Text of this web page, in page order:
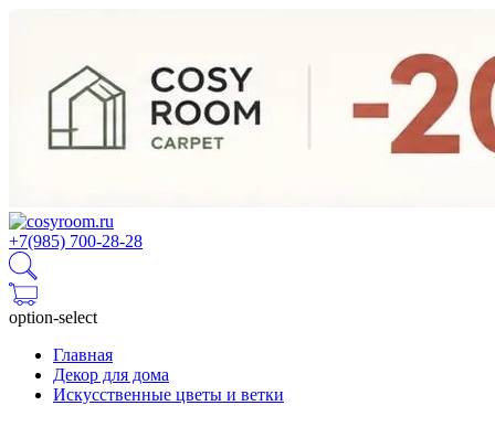
+7(985) 700-28-28
option-select
Главная
Декор для дома
Искусcтвенные цветы и ветки